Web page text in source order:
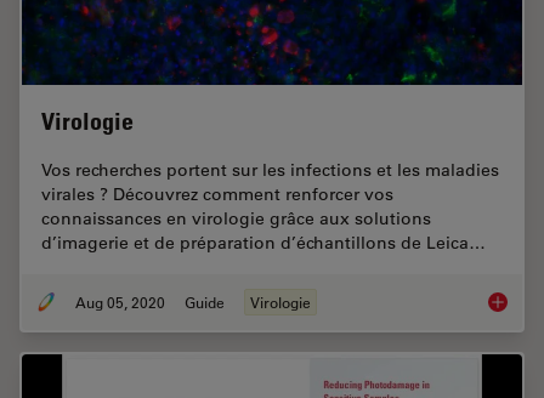
Virologie
Vos recherches portent sur les infections et les maladies
virales ? Découvrez comment renforcer vos
connaissances en virologie grâce aux solutions
d’imagerie et de préparation d’échantillons de Leica…
Aug 05, 2020 Guide Virologie